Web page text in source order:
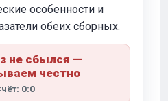
особенности и
обеих сборных.
не сбылся —
честно
0:0